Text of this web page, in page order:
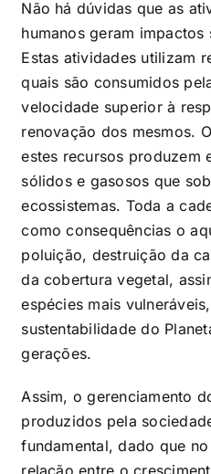
Não há dúvidas que as
humanos geram
Estas atividades utilizam
quais são consumidos
velocidade superior à
renovação dos mesmos.
estes recursos produzem
sólidos e gasosos que
ecossistemas. Toda a
como consequências o
poluição, destruição da
da cobertura vegetal,
espécies mais
sustentabilidade do
gerações.
Assim, o gerenciamento
produzidos pela
fundamental, dado que
relação entre o